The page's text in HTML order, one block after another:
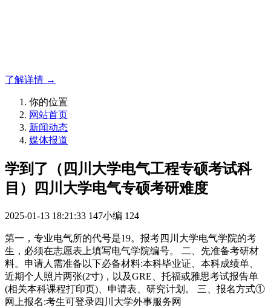
了解详情 →
你的位置
网站首页
新闻动态
媒体报道
学到了（四川大学电气工程专硕考试科
目）四川大学电气专硕考研难度
2025-01-13 18:21:33 147小编 124
第一，专业电气所的代号是19。报考四川大学电气学院的考
生，必须在志愿表上填写电气学院编号。 二、先准备考研材
料。申请人需准备以下必备材料:本科毕业证、本科成绩单、
近期个人照片两张(2寸)，以及GRE、托福或雅思考试报告单
(相关本科课程打印页)、申请表、研究计划。 三、报名方式①
网上报名:考生可登录四川大学外事服务网